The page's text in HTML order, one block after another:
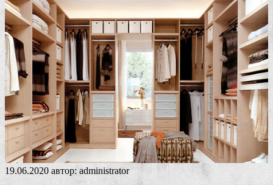
19.06.2020 автор: administrator